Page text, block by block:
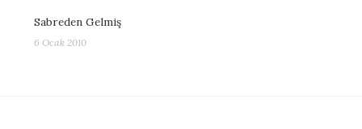
Sabreden Gelmiş
6 Ocak 2010